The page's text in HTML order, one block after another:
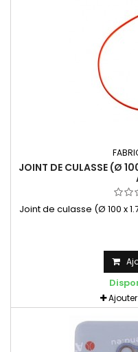
JOINT DE CULASSE (Ø
Joint de culasse (Ø 100 x